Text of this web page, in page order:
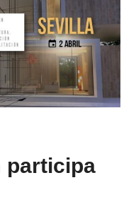
participa